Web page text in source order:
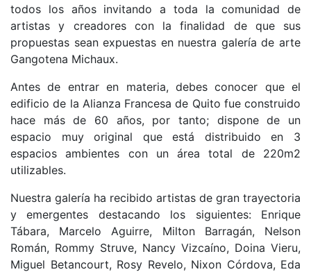
todos los años invitando a toda la comunidad de
artistas y creadores con la finalidad de que sus
propuestas sean expuestas en nuestra galería de arte
Gangotena Michaux.
Antes de entrar en materia, debes conocer que el
edificio de la Alianza Francesa de Quito fue construido
hace más de 60 años, por tanto; dispone de un
espacio muy original que está distribuido en 3
espacios ambientes con un área total de 220m2
utilizables.
Nuestra galería ha recibido artistas de gran trayectoria
y emergentes destacando los siguientes: Enrique
Tábara, Marcelo Aguirre, Milton Barragán, Nelson
Román, Rommy Struve, Nancy Vizcaíno, Doina Vieru,
Miguel Betancourt, Rosy Revelo, Nixon Córdova, Eda